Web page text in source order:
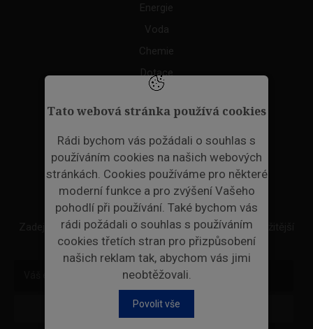
Tato webová stránka používá cookies
Rádi bychom vás požádali o souhlas s
používáním cookies na našich webových
stránkách. Cookies používáme pro některé
moderní funkce a pro zvýšení Vašeho
pohodlí při používání. Také bychom vás
rádi požádali o souhlas s používáním
cookies třetích stran pro přizpůsobení
našich reklam tak, abychom vás jimi
neobtěžovali.
Povolit vše
Energie
Voda
Chemie
Dotace
Akce
ODPADNÍ PLASTY
NEWSLETTER
Zadejte váš email a my Vám budeme zasílat ty nejdůležitější
informace, maximálně 1x týdně.
Odebírat